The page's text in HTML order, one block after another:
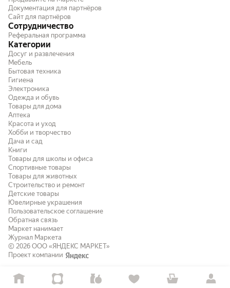
Документация для партнёров
Сайт для партнёров
Сотрудничество
Реферальная программа
Категории
Досуг и развлечения
Мебель
Бытовая техника
Гигиена
Электроника
Одежда и обувь
Товары для дома
Аптека
Красота и уход
Хобби и творчество
Дача и сад
Книги
Товары для школы и офиса
Спортивные товары
Товары для животных
Строительство и ремонт
Детские товары
Ювелирные украшения
Пользовательское соглашение
Обратная связь
Маркет нанимает
Журнал Маркета
© 2026 ООО «ЯНДЕКС МАРКЕТ»
Проект компании